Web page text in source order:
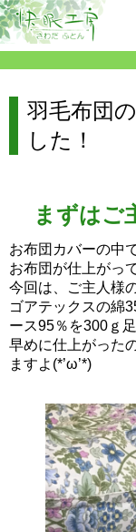
羽毛布団
した！
まずはご
お布団カバーの中
お布団が仕上がっ
今回は、ご主人様
ゴアテックスの綿
ース95％を300ｇ
早めに仕上がった
ますよ(*’ω’*)